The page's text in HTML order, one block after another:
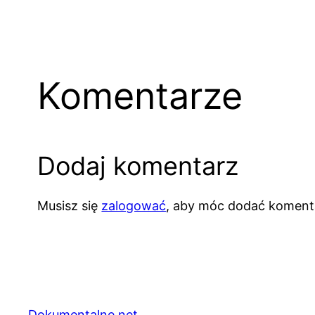
Komentarze
Dodaj komentarz
Musisz się zalogować, aby móc dodać